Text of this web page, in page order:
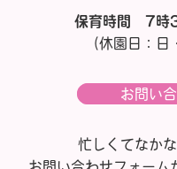
保育時間 7時
（休園日：日
お問い
忙しくてなか